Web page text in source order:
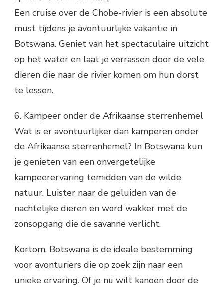
Een cruise over de Chobe-rivier is een absolute
must tijdens je avontuurlijke vakantie in
Botswana. Geniet van het spectaculaire uitzicht
op het water en laat je verrassen door de vele
dieren die naar de rivier komen om hun dorst
te lessen.
6. Kampeer onder de Afrikaanse sterrenhemel
Wat is er avontuurlijker dan kamperen onder
de Afrikaanse sterrenhemel? In Botswana kun
je genieten van een onvergetelijke
kampeerervaring temidden van de wilde
natuur. Luister naar de geluiden van de
nachtelijke dieren en word wakker met de
zonsopgang die de savanne verlicht.
Kortom, Botswana is de ideale bestemming
voor avonturiers die op zoek zijn naar een
unieke ervaring. Of je nu wilt kanoën door de